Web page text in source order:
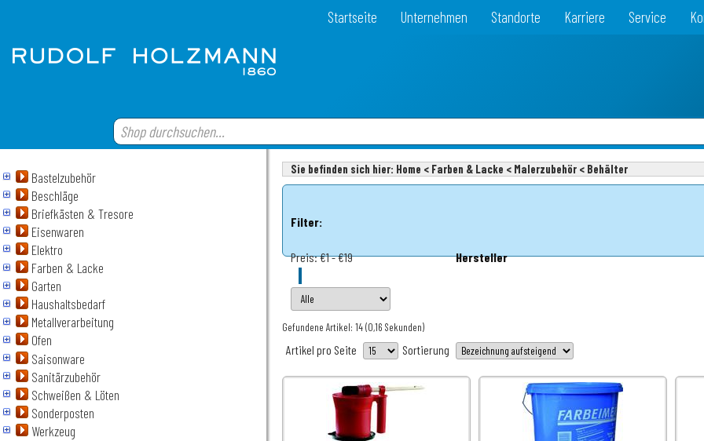
Startseite Unternehmen Standorte Karriere Service
Bastelzubehör
Beschläge
Briefkästen & Tresore
Eisenwaren
Elektro
Farben & Lacke
Garten
Haushaltsbedarf
Metallverarbeitung
Ofen
Saisonware
Sanitärzubehör
Schweißen & Löten
Sonderposten
Werkzeug
Sie befinden sich hier: Home < Farben & Lacke < Malerzubehör < Behälter
Filter:
Preis:€1 - €19 Hersteller
Gefundene Artikel: 14(0,16 Sekunden)
Artikel pro Seite Sortierung